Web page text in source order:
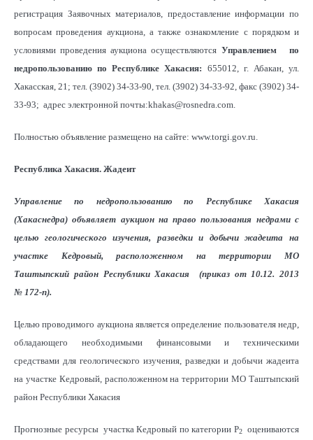
регистрация Заявочных материалов, предоставление информации по
вопросам проведения аукциона, а также ознакомление с порядком и
условиями проведения аукциона осуществляются Управлением
по
недропользованию по Республике Хакасия: 655012, г. Абакан, ул.
Хакасская, 21; тел. (3902) 34-33-90, тел. (3902) 34-33-92, факс (3902) 34-
33-93; адрес электронной почты:khakas@rosnedra.com.
Полностью объявление размещено на сайте: www.torgi.gov.ru.
Республика Хакасия. Жадеит
Управление по недропользованию по Республике Хакасия
(Хакаснедра) объявляет аукцион на право пользования недрами с
целью геологического изучения, разведки и добычи жадеита на
участке Кедровый, расположенном на территории МО
Таштыпский район Республики Хакасия (приказ от 10.12. 2013
№ 172-п).
Целью проводимого аукциона является определение пользователя недр,
обладающего необходимыми финансовыми и техническими
средствами для геологического изучения, разведки и добычи жадеита
на участке Кедровый, расположенном на территории МО Таштыпский
район Республики Хакасия
Прогнозные ресурсы участка Кедровый по категории Р2
оцениваются